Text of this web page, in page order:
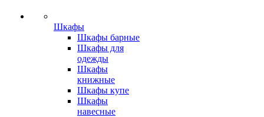
Шкафы
Шкафы барные
Шкафы для
одежды
Шкафы
книжные
Шкафы купе
Шкафы
навесные